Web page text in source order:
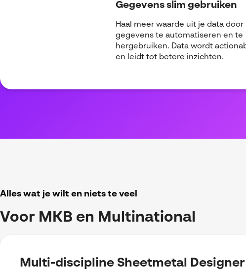
Gegevens slim gebruiken
Haal meer waarde uit je data door
gegevens te automatiseren en te
hergebruiken. Data wordt
en leidt tot betere inzichten.
Alles wat je wilt en niets te veel
Voor MKB en Multinational
Multi-discipline Sheetmetal Designer